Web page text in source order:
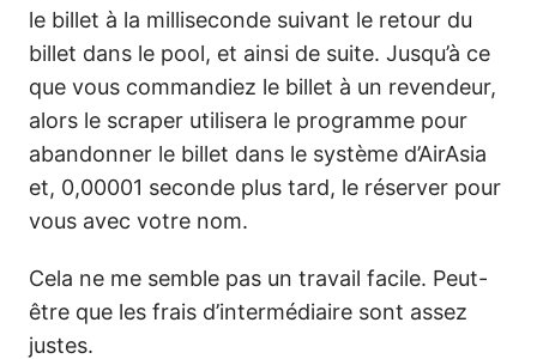
le billet à la milliseconde suivant le retour du
billet dans le pool, et ainsi de suite. Jusqu’à ce
que vous commandiez le billet à un revendeur,
alors le scraper utilisera le programme pour
abandonner le billet dans le système d’AirAsia
et, 0,00001 seconde plus tard, le réserver pour
vous avec votre nom.
Cela ne me semble pas un travail facile. Peut-
être que les frais d’intermédiaire sont assez
justes.